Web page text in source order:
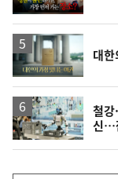
영
상
대
철강
신…